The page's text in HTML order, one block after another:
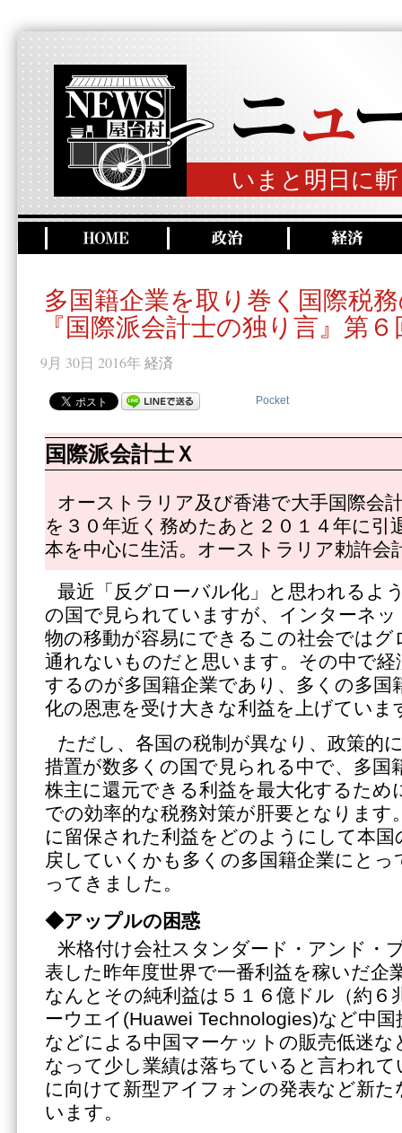
いまと明日に
多国籍企業を取り巻く国際税
『国際派会計士の独り言』第６
9月 30日 2016年 経済
Pocket
国際派会計士Ｘ
オーストラリア及び香港で大手国際会
を３０年近く務めたあと２０１４年に引
本を中心に生活。オーストラリア勅許会
最近「反グローバル化」と思われるよ
の国で見られていますが、インターネ
物の移動が容易にできるこの社会では
通れないものだと思います。その中で経
するのが多国籍企業であり、多くの多国
化の恩恵を受け大きな利益を上げていま
ただし、各国の税制が異なり、政策的
措置が数多くの国で見られる中で、多国
株主に還元できる利益を最大化するため
での効率的な税務対策が肝要となります
に留保された利益をどのようにして本国
戻していくかも多くの多国籍企業にと
ってきました。
◆アップルの困惑
米格付け会社スタンダード・アンド・
表した昨年度世界で一番利益を稼いだ企
なんとその純利益は５１６億ドル（約６
ーウエイ(Huawei Technologies)など中
などによる中国マーケットの販売低迷な
なって少し業績は落ちていると言われ
に向けて新型アイフォンの発表など新
います。